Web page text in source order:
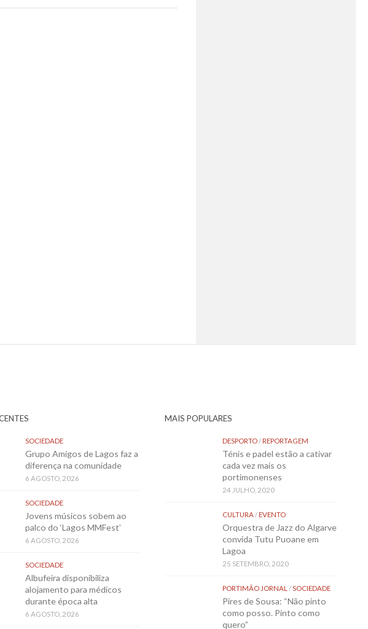
SOCIEDADE
Grupo Amigos de Lagos faz a
diferença na comunidade
6 AGOSTO, 2026
SOCIEDADE
Jovens músicos sobem ao
palco do ‘Lagos MMFest’
6 AGOSTO, 2026
SOCIEDADE
Albufeira disponibiliza
alojamento para médicos
durante época alta
6 AGOSTO, 2026
MAIS POPULARES
DESPORTO/REPORTAGEM
Ténis e padel estão a cativar
cada vez mais os
portimonenses
24 JULHO, 2020
CULTURA/EVENTO
Orquestra de Jazz do Algarve
convida Tutu Puoane em
Lagoa
25 SETEMBRO, 2020
PORTIMÃO JORNAL /SOCIEDADE
Pires de Sousa: “Não pinto
como posso. Pinto como
quero”